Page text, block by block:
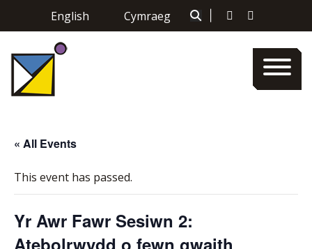
English Cymraeg
« All Events
This event has passed.
Yr Awr Fawr Sesiwn 2:
Atebolrwydd o fewn gwaith